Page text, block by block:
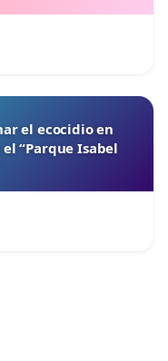
el ecocidio en
“Parque Isabel